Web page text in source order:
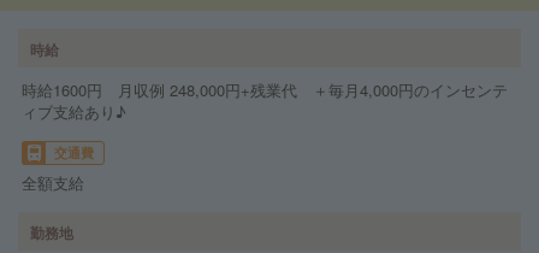
時給
時給1600円 月収例 248,000円+残業代 ＋毎月4,000円のインセンテ
ィブ支給あり♪
交通費
全額支給
勤務地